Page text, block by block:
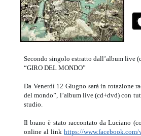
Secondo singolo estratto dall’album live
“GIRO DEL MONDO”
Da Venerdì 12 Giugno sarà in rotazione
del mondo”, l’album live (cd+dvd) con
studio.
Il brano è stato raccontato da Luciano
online al link https://